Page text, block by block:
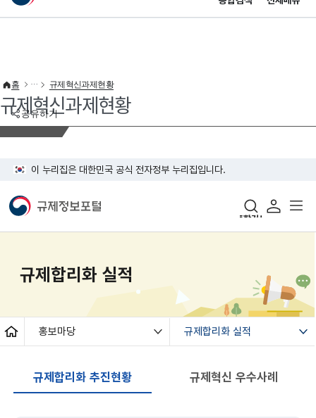
이 누리집은 대한민국 공식 전자정부 누리집입니다.
공유하기
홈 규제혁신과제현황
규제혁신과제현황